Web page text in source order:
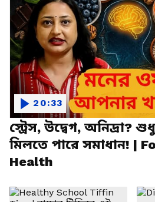
স্ট্রেস, উদ্বেগ, অনিদ্রা?
মিলতে পারে সমাধান! |
Health
20:33